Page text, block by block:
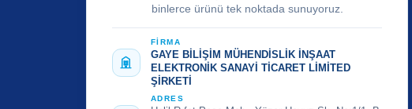
binlerce ürünü tek noktada sunuyoruz.
FİRMA
GAYE BİLİŞİM MÜHENDİSLİK İNŞAAT
ELEKTRONİK SANAYİ TİCARET LİMİTED
ŞİRKETİ
ADRES